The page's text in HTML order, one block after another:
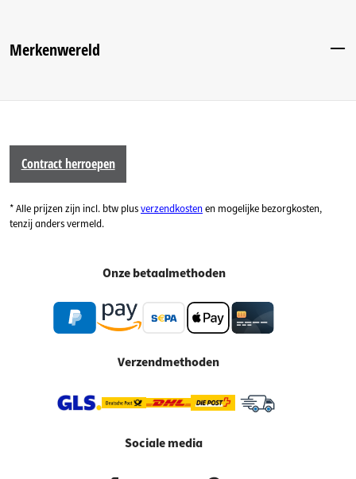
Merkenwereld
Contract herroepen
* Alle prijzen zijn incl. btw plusverzendkostenen mogelijke bezorgkosten,
tenzij anders vermeld.
Onze betaalmethoden
Verzendmethoden
Sociale media